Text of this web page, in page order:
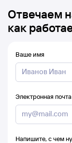
Отвечаем
как
Ваше имя
Электронная почта
Напишите, с чем